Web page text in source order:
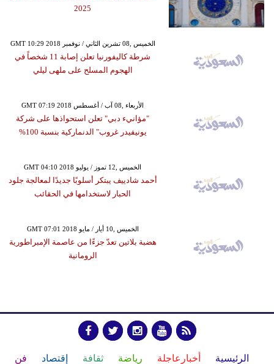
2025
GMT 10:29 2018 الخميس ,08 تشرين الثاني / نوفمبر
شرطة كاليفورنيا تعلن إصابة 11 شخصاً في
الهجوم المسلح على ملهى ليلي
GMT 07:19 2018 الأربعاء ,08 آب / أغسطس
"مؤانيء دبي" تعلن استحواذها على شركة
يونيفيدر غروب" الدنماركية بنسبة 100%
GMT 04:10 2018 الخميس ,12 تموز / يوليو
أحمد شادييف يبتكر أسلوبًا جديدًا لمعالجة جلود
الحبار لاستخدامها في الحقائب
GMT 07:01 2018 الخميس ,10 أيار / مايو
هضبة بلاتين تعدّ جزءًا من عاصمة الإمبراطورية
الرومانية
الرئيسية أخبارعاجلة رياضة ثقافة إقتصاد فن